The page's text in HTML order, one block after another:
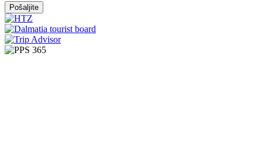
Pošaljite